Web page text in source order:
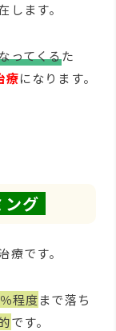
します。
ってくるた
療になります。
グ
です。
程度まで落ち
です。